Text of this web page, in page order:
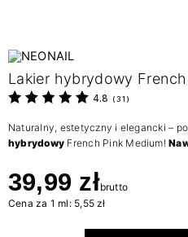
Lakier hybrydowy
4.8 ( 31 )
Naturalny, estetyczny i elegancki –
hybrydowy French Pink Medium!
39,99 złbrutto
Cena za 1 ml: 5,55 zł